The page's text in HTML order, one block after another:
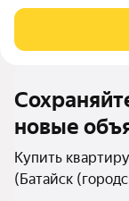
Пятилетки.
крупнейших
новые
Купить
(Батайск